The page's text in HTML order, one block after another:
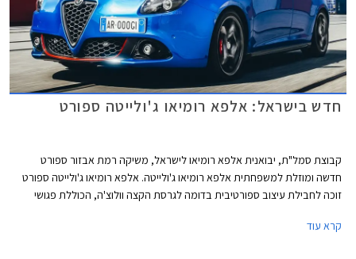
חדש בישראל: אלפא רומיאו ג'ולייטה ספורט
קבוצת סמל"ת, יבואנית אלפא רומיאו לישראל, משיקה רמת אבזור ספורט
חדשה ומוזלת למשפחתית אלפא רומיאו ג'ולייטה. אלפא רומיאו ג'ולייטה ספורט
זוכה לחבילת עיצוב ספורטיבית בדומה לגרסת הקצה וולוצ'ה, הכוללת פגושי
קרא עוד